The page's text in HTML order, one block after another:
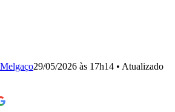
29/05/2026 às 17h14 • Atualizado